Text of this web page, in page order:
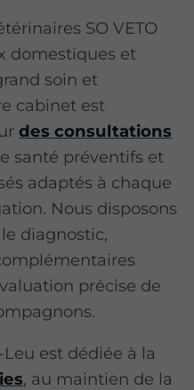
SO VETO
domestiques et
soin et
cabinet est
des consultations
santé préventifs et
adaptés à chaque
Nous disposons
diagnostic,
précise de
est dédiée à la
, au maintien de la